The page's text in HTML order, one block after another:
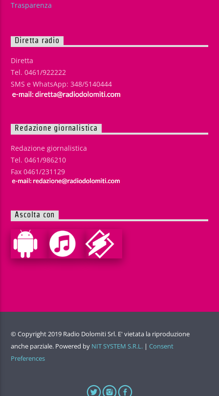
Trasparenza
Diretta radio
Diretta
Tel. 0461/922222
SMS e WhatsApp: 348/5140444
Redazione giornalistica
Redazione giornalistica
Tel. 0461/986210
Fax 0461/231129
Ascolta con
© Copyright 2019 Radio Dolomiti Srl. E' vietata la riproduzione
anche parziale. Powered by NIT SYSTEM S.R.L. | Consent
Preferences